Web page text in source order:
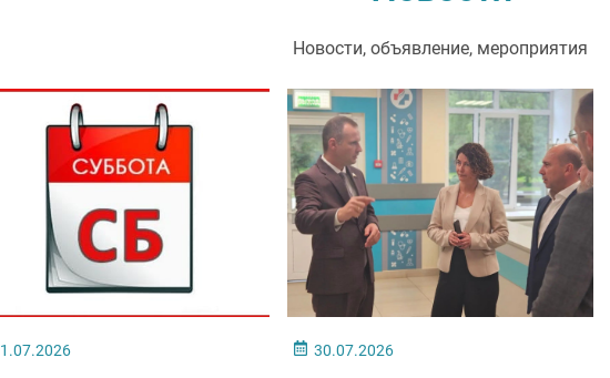
Новости, объявление, мероприятия
30.07.2026